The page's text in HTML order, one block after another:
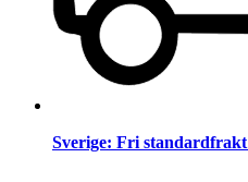
Sverige: Fri standardfrakt